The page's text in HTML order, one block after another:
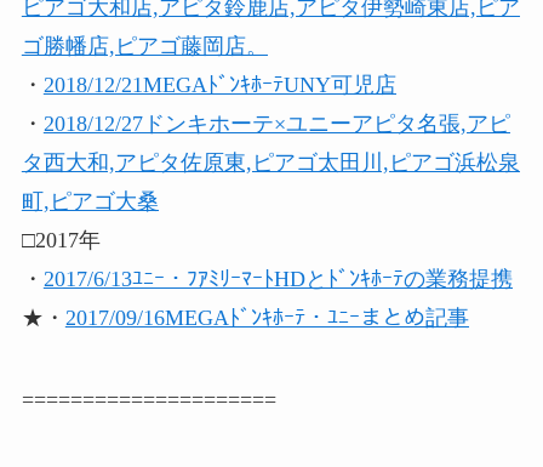
ピアゴ大和店,アピタ鈴鹿店,アピタ伊勢崎東店,ピア
ゴ勝幡店,ピアゴ藤岡店。
・ 2018/12/21MEGAﾄﾞﾝｷﾎｰﾃUNY可児店
・ 2018/12/27ドンキホーテ×ユニーアピタ名張,アピ
タ西大和,アピタ佐原東,ピアゴ太田川,ピアゴ浜松泉
町,ピアゴ大桑
□2017年
・ 2017/6/13ﾕﾆｰ・ﾌｱﾐﾘｰﾏｰﾄHDとﾄﾞﾝｷﾎｰﾃの業務提携
★・ 2017/09/16MEGAﾄﾞﾝｷﾎｰﾃ・ﾕﾆｰまとめ記事
=====================